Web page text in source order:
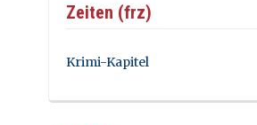
Zeiten (frz)
Krimi-Kapitel